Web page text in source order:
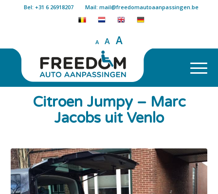
Bel: +31 6 26918207 Mail: mail@freedomautoaanpassingen.be
A A A
Citroen Jumpy – Marc
Jacobs uit Venlo